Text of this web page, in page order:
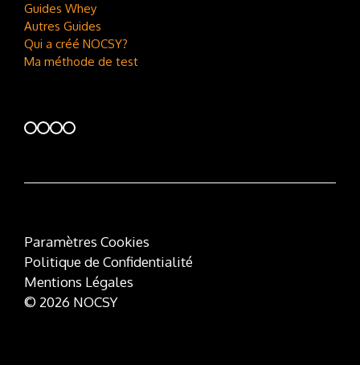
Guides Whey
Autres Guides
Qui a créé NOCSY?
Ma méthode de test
© 2026 NOCSY
Paramètres Cookies
Politique de Confidentialité
Mentions Légales